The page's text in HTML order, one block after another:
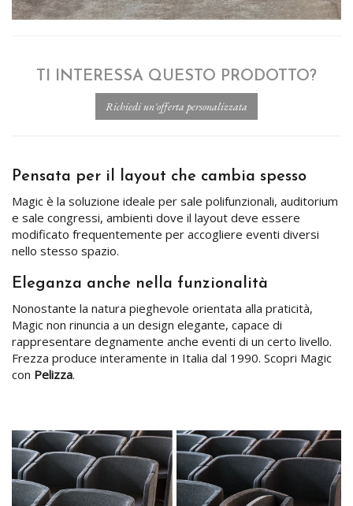
TI INTERESSA QUESTO PRODOTTO?
Pensata per il layout che cambia spesso
Magic è la soluzione ideale per sale polifunzionali, auditorium
e sale congressi, ambienti dove il layout deve essere
modificato frequentemente per accogliere eventi diversi
nello stesso spazio.
Eleganza anche nella funzionalità
Nonostante la natura pieghevole orientata alla praticità,
Magic non rinuncia a un design elegante, capace di
rappresentare degnamente anche eventi di un certo livello.
Frezza produce interamente in Italia dal 1990. Scopri Magic
con Pelizza.